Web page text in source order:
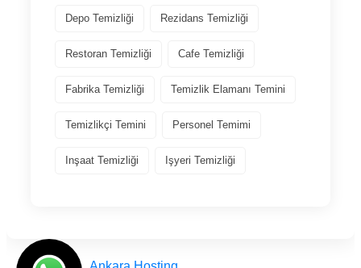
Depo Temizliği Rezidans Temizliği
Restoran Temizliği Cafe Temizliği
Fabrika Temizliği Temizlik Elamanı Temini
Temizlikçi Temini Personel Temimi
Inşaat Temizliği Işyeri Temizliği